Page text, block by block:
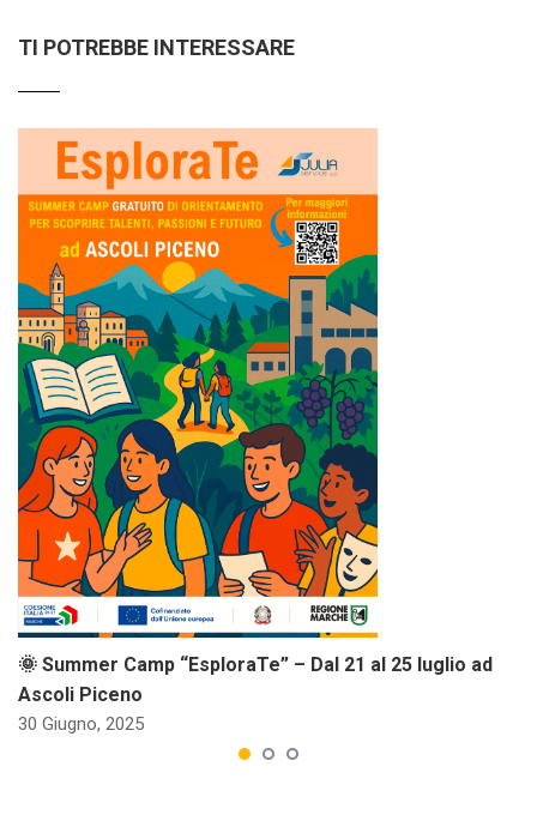
TI POTREBBE INTERESSARE
🌞 Summer Camp “EsploraTe” – Dal 21 al 25 luglio ad
Ascoli Piceno
30 Giugno, 2025